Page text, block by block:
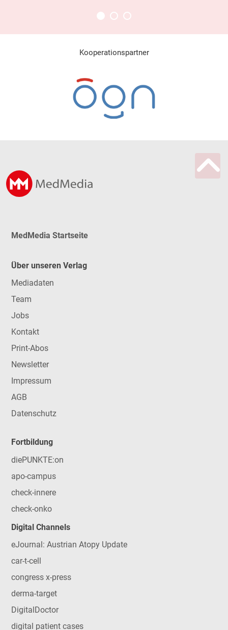
Kooperationspartner
MedMedia Startseite
Über unseren Verlag
Mediadaten
Team
Jobs
Kontakt
Print-Abos
Newsletter
Impressum
AGB
Datenschutz
Fortbildung
diePUNKTE:on
apo-campus
check-innere
check-onko
Digital Channels
eJournal: Austrian Atopy Update
car-t-cell
congress x-press
derma-target
DigitalDoctor
digital patient cases